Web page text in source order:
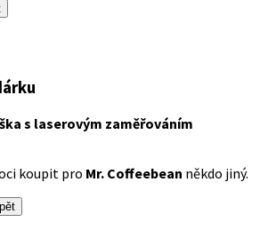
s laserovým zaměřováním
koupit pro Mr. Coffeebean někdo jiný.